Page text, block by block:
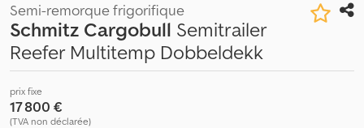
Semi-remorque frigorifique
Schmitz Cargobull Semitrailer
Reefer Multitemp Dobbeldekk
prix fixe
17 800 €
(TVA non déclarée)